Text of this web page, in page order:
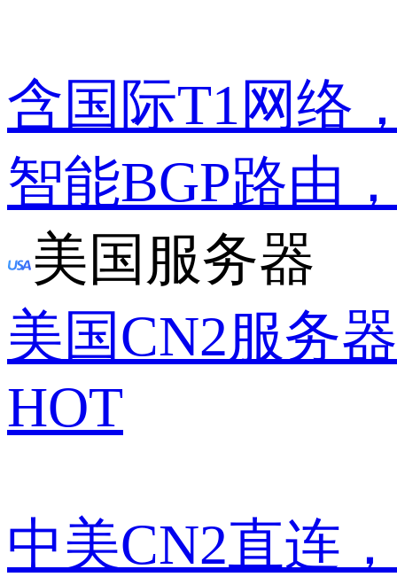
含国际T1网络
智能BGP路由
美国服务器
美国CN2服务器
HOT
中美CN2直连